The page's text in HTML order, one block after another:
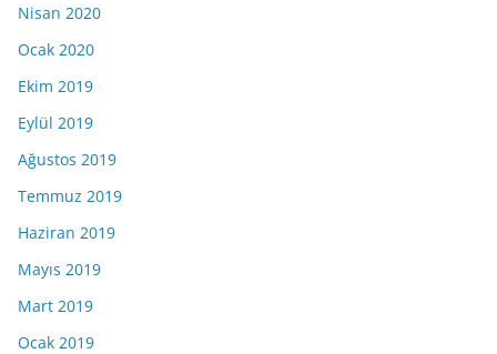
Nisan 2020
Ocak 2020
Ekim 2019
Eylül 2019
Ağustos 2019
Temmuz 2019
Haziran 2019
Mayıs 2019
Mart 2019
Ocak 2019